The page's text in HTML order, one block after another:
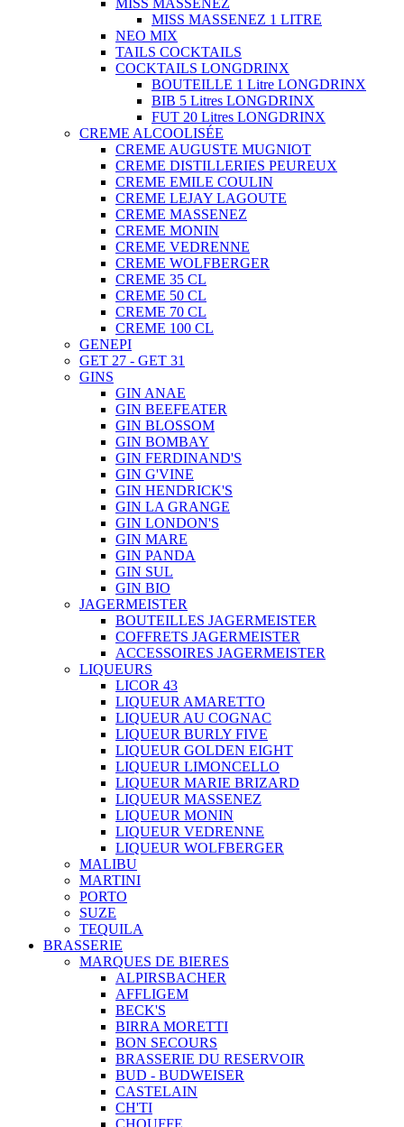
MISS MASSENEZ 1 LITRE
NEO MIX
TAILS COCKTAILS
COCKTAILS LONGDRINX
BOUTEILLE 1 Litre LONGDRINX
BIB 5 Litres LONGDRINX
FUT 20 Litres LONGDRINX
CREME ALCOOLISÉE
CREME AUGUSTE MUGNIOT
CREME DISTILLERIES PEUREUX
CREME EMILE COULIN
CREME LEJAY LAGOUTE
CREME MASSENEZ
CREME MONIN
CREME VEDRENNE
CREME WOLFBERGER
CREME 35 CL
CREME 50 CL
CREME 70 CL
CREME 100 CL
GENEPI
GET 27 - GET 31
GINS
GIN ANAE
GIN BEEFEATER
GIN BLOSSOM
GIN BOMBAY
GIN FERDINAND'S
GIN G'VINE
GIN HENDRICK'S
GIN LA GRANGE
GIN LONDON'S
GIN MARE
GIN PANDA
GIN SUL
GIN BIO
JAGERMEISTER
BOUTEILLES JAGERMEISTER
COFFRETS JAGERMEISTER
ACCESSOIRES JAGERMEISTER
LIQUEURS
LICOR 43
LIQUEUR AMARETTO
LIQUEUR AU COGNAC
LIQUEUR BURLY FIVE
LIQUEUR GOLDEN EIGHT
LIQUEUR LIMONCELLO
LIQUEUR MARIE BRIZARD
LIQUEUR MASSENEZ
LIQUEUR MONIN
LIQUEUR VEDRENNE
LIQUEUR WOLFBERGER
MALIBU
MARTINI
PORTO
SUZE
TEQUILA
BRASSERIE
MARQUES DE BIERES
ALPIRSBACHER
AFFLIGEM
BECK'S
BIRRA MORETTI
BON SECOURS
BRASSERIE DU RESERVOIR
BUD - BUDWEISER
CASTELAIN
CH'TI
CHOUFFE